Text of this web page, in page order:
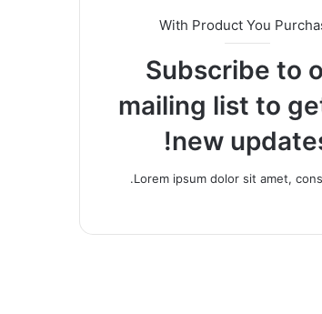
With Product You
Subscribe to
mailing list to
new
Lorem ipsum dolor sit amet,